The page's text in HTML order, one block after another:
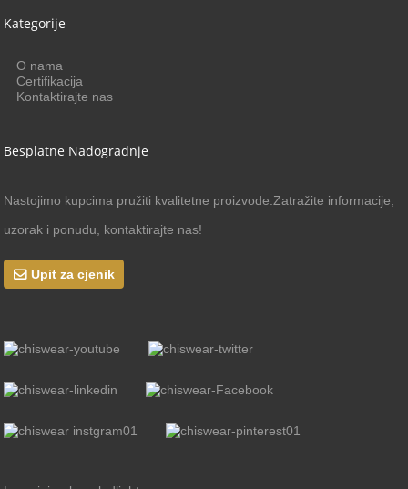
Kategorije
O nama
Certifikacija
Kontaktirajte nas
Besplatne Nadogradnje
Nastojimo kupcima pružiti kvalitetne proizvode.Zatražite informacije,
uzorak i ponudu, kontaktirajte nas!
Upit za cjenik